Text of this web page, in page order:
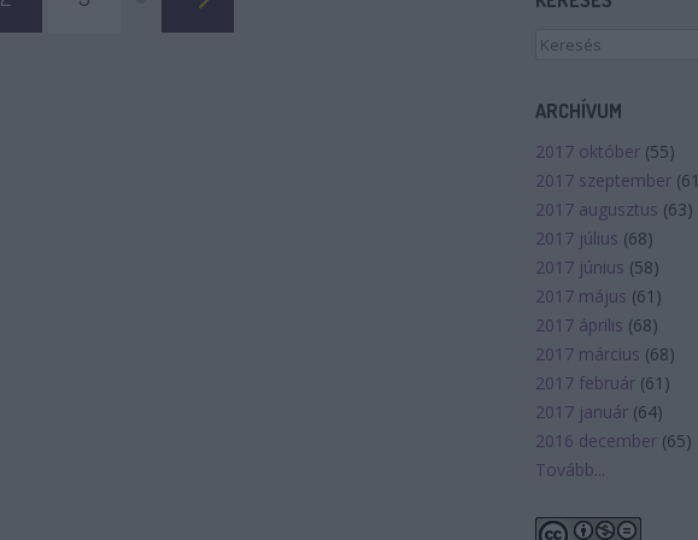
ARCHÍVUM
2017 október (55)
2017 szeptember (61
2017 augusztus (63)
2017 július (68)
2017 június (58)
2017 május (61 )
2017 április (68)
2017 március (68)
2017 február (61 )
2017 január (64)
2016 december (65)
Tovább...